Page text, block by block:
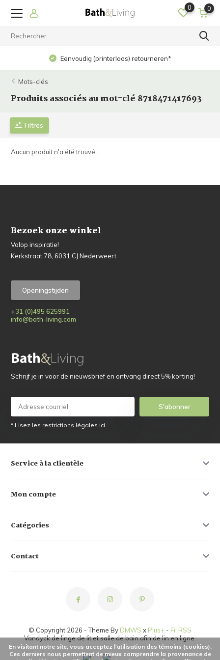
0 0
Eenvoudig (printerloos) retourneren*
Mots-clés
Produits associés au mot-clé 8718471417693
Filtres
Aucun produit n'a été trouvé...
Bezoek onze winkel
Volop inspiratie!
Kerkstraat 78, 6031 CJ Nederweert
Openingstijden
+31 (0)495 625991
info@bath-living.com
Schrijf je in voor de nieuwsbrief en ontvang direct 5% korting!
S'abonner
* Lisez les restrictions légales ici
Service à la clientèle
Mon compte
Catégories
Contact
© Copyright 2026 - Theme By DMWS x Plus+ - Fil RSS
Vandyck de linge de lit et salle de bain afin de lin en ligne.
En visitant notre site, vous acceptez l'utilisation des témoins (cookies).
Ces derniers nous permettent de mieux comprendre la provenance de